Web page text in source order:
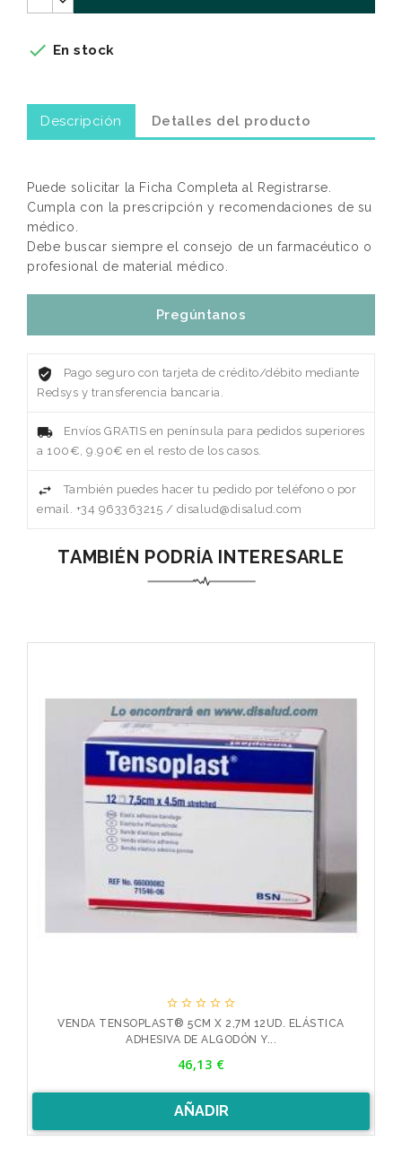
 En stock
Descripción Detalles del producto
Puede solicitar la Ficha Completa al Registrarse.
Cumpla con la prescripción y recomendaciones de su
médico.
Debe buscar siempre el consejo de un farmacéutico o
profesional de material médico.
Pregúntanos
Pago seguro con tarjeta de crédito/débito mediante
Redsys y transferencia bancaria.
Envíos GRATIS en península para pedidos superiores
a 100€, 9.90€ en el resto de los casos.
También puedes hacer tu pedido por teléfono o por
email. +34 963363215 / disalud@disalud.com
TAMBIÉN PODRÍA INTERESARLE
    
VENDA TENSOPLAST® 5CM X 2,7M 12UD. ELÁSTICA
ADHESIVA DE ALGODÓN Y...
46,13 €
AÑADIR